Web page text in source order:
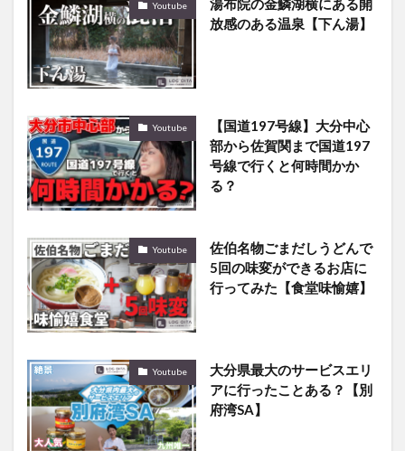
Youtube
湯布院の金鱗湖横にある開
放感のある温泉【下ん湯】
Youtube
【国道197号線】大分中心
部から佐賀関まで国道197
号線で行くと何時間かか
る？
Youtube
佐伯名物ごまだしうどんで
5回の味変ができるお店に
行ってみた【食堂味愉嬉】
Youtube
大分県最大のサービスエリ
アに行ったことある？【別
府湾SA】